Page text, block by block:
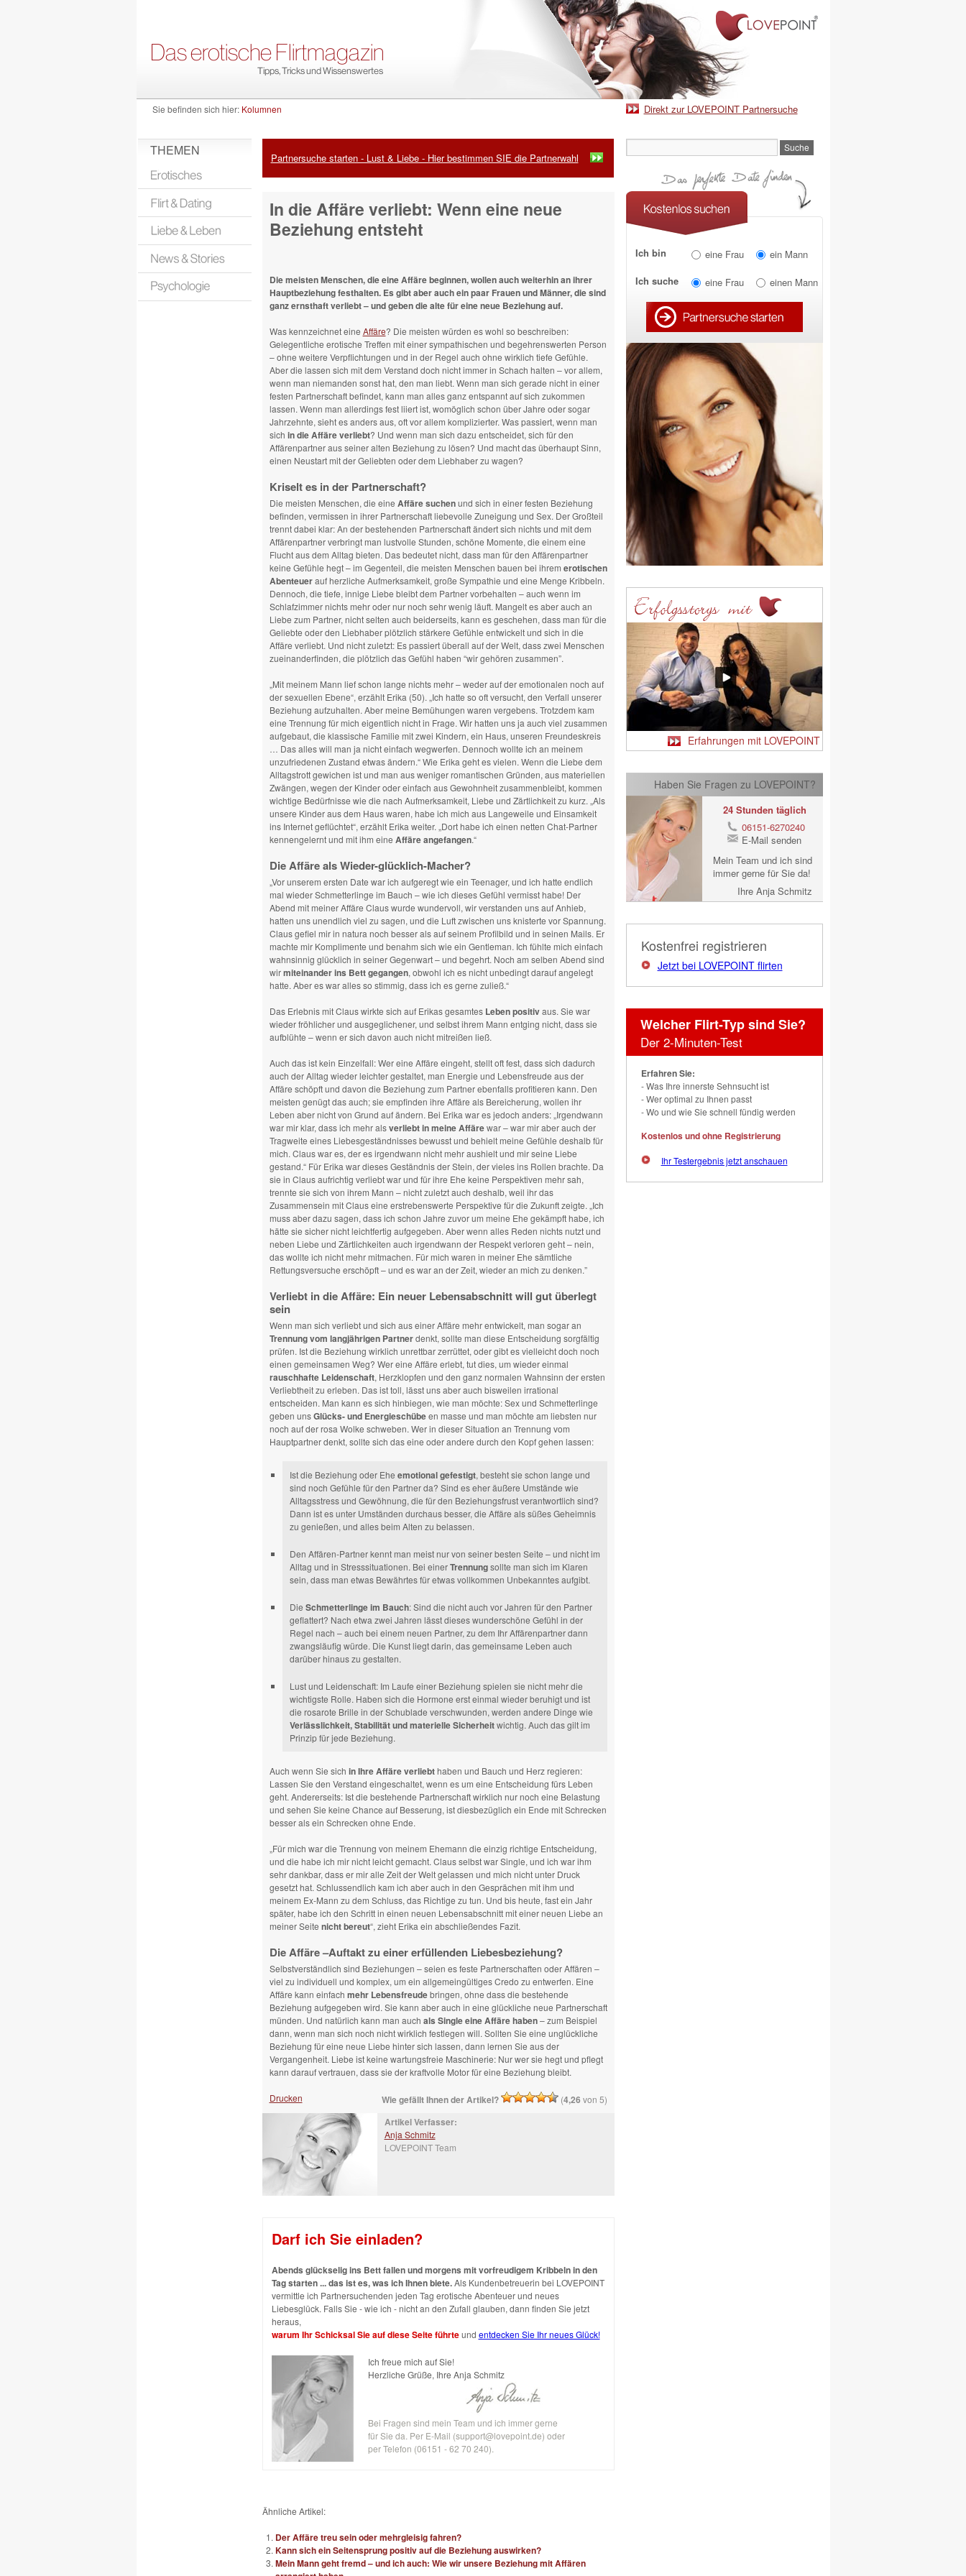
Sie befinden sich hier: Kolumnen Direkt zur LOVEPOINT Partnersuche
THEMEN
Ich bin eine Frau
ein Mann
Ich suche
eine Frau einen Mann
Erfahrungen mit LOVEPOINT
Haben Sie Fragen zu LOVEPOINT?
24 Stunden täglich
06151-6270240
E-Mail senden
Mein Team und ich sind
immer gerne für Sie da!
Ihre Anja Schmitz
Kostenfrei registrieren
Jetzt bei LOVEPOINT flirten
Welcher Flirt-Typ sind Sie?
Der 2-Minuten-Test
Erfahren Sie:
Was Ihre innerste Sehnsucht ist
Wer optimal zu Ihnen passt
Wo und wie Sie schnell fündig werden
Kostenlos und ohne Registrierung
Ihr Testergebnis jetzt anschauen
Partnersuche starten - Lust & Liebe - Hier bestimmen SIE die Partnerwahl
In die Affäre verliebt: Wenn eine neue
Beziehung entsteht
Die meisten Menschen, die eine Affäre beginnen, wollen auch weiterhin an ihrer
Hauptbeziehung festhalten. Es gibt aber auch ein paar Frauen und Männer, die sind
ganz ernsthaft verliebt – und geben die alte für eine neue Beziehung auf.
Was kennzeichnet eine Affäre? Die meisten würden es wohl so beschreiben:
Gelegentliche erotische Treffen mit einer sympathischen und begehrenswerten Person
– ohne weitere Verpflichtungen und in der Regel auch ohne wirklich tiefe Gefühle.
Aber die lassen sich mit dem Verstand doch nicht immer in Schach halten – vor allem,
wenn man niemanden sonst hat, den man liebt. Wenn man sich gerade nicht in einer
festen Partnerschaft befindet, kann man alles ganz entspannt auf sich zukommen
lassen. Wenn man allerdings fest liiert ist, womöglich schon über Jahre oder sogar
Jahrzehnte, sieht es anders aus, oft vor allem komplizierter. Was passiert, wenn man
sich in die Affäre verliebt? Und wenn man sich dazu entscheidet, sich für den
Affärenpartner aus seiner alten Beziehung zu lösen? Und macht das überhaupt Sinn,
einen Neustart mit der Geliebten oder dem Liebhaber zu wagen?
Kriselt es in der Partnerschaft?
Die meisten Menschen, die eine Affäre suchenund sich in einer festen Beziehung
befinden, vermissen in ihrer Partnerschaft liebevolle Zuneigung und Sex. Der Großteil
trennt dabei klar: An der bestehenden Partnerschaft ändert sich nichts und mit dem
Affärenpartner verbringt man lustvolle Stunden, schöne Momente, die einem eine
Flucht aus dem Alltag bieten. Das bedeutet nicht, dass man für den Affärenpartner
keine Gefühle hegt – im Gegenteil, die meisten Menschen bauen bei ihrem erotischen
Abenteuerauf herzliche Aufmerksamkeit, große Sympathie und eine Menge Kribbeln.
Dennoch, die tiefe, innige Liebe bleibt dem Partner vorbehalten – auch wenn im
Schlafzimmer nichts mehr oder nur noch sehr wenig läuft. Mangelt es aber auch an
Liebe zum Partner, nicht selten auch beiderseits, kann es geschehen, dass man für die
Geliebte oder den Liebhaber plötzlich stärkere Gefühle entwickelt und sich in die
Affäre verliebt. Und nicht zuletzt: Es passiert überall auf der Welt, dass zwei Menschen
zueinanderfinden, die plötzlich das Gefühl haben “wir gehören zusammen”.
„Mit meinem Mann lief schon lange nichts mehr – weder auf der emotionalen noch auf
der sexuellen Ebene“, erzählt Erika (50). „Ich hatte so oft versucht, den Verfall unserer
Beziehung aufzuhalten. Aber meine Bemühungen waren vergebens. Trotzdem kam
eine Trennung für mich eigentlich nicht in Frage. Wir hatten uns ja auch viel zusammen
aufgebaut, die klassische Familie mit zwei Kindern, ein Haus, unseren Freundeskreis
… Das alles will man ja nicht einfach wegwerfen. Dennoch wollte ich an meinem
unzufriedenen Zustand etwas ändern.“ Wie Erika geht es vielen. Wenn die Liebe dem
Alltagstrott gewichen ist und man aus weniger romantischen Gründen, aus materiellen
Zwängen, wegen der Kinder oder einfach aus Gewohnheit zusammenbleibt, kommen
wichtige Bedürfnisse wie die nach Aufmerksamkeit, Liebe und Zärtlichkeit zu kurz. „Als
unsere Kinder aus dem Haus waren, habe ich mich aus Langeweile und Einsamkeit
ins Internet geflüchtet“, erzählt Erika weiter. „Dort habe ich einen netten Chat-Partner
kennengelernt und mit ihm eine Affäre angefangen.“
Die Affäre als Wieder-glücklich-Macher?
„Vor unserem ersten Date war ich aufgeregt wie ein Teenager, und ich hatte endlich
mal wieder Schmetterlinge im Bauch – wie ich dieses Gefühl vermisst habe! Der
Abend mit meiner Affäre Claus wurde wundervoll, wir verstanden uns auf Anhieb,
hatten uns unendlich viel zu sagen, und die Luft zwischen uns knisterte vor Spannung.
Claus gefiel mir in natura noch besser als auf seinem Profilbild und in seinen Mails. Er
machte mir Komplimente und benahm sich wie ein Gentleman. Ich fühlte mich einfach
wahnsinnig glücklich in seiner Gegenwart – und begehrt. Noch am selben Abend sind
wirmiteinander ins Bett gegangen, obwohl ich es nicht unbedingt darauf angelegt
hatte. Aber es war alles so stimmig, dass ich es gerne zuließ.“
Das Erlebnis mit Claus wirkte sich auf Erikas gesamtesLebenpositivaus. Sie war
wieder fröhlicher und ausgeglichener, und selbst ihrem Mann entging nicht, dass sie
aufblühte – wenn er sich davon auch nicht mitreißen ließ.
Auch das ist kein Einzelfall: Wer eine Affäre eingeht, stellt oft fest, dass sich dadurch
auch der Alltag wieder leichter gestaltet, man Energie und Lebensfreude aus der
Affäre schöpft und davon die Beziehung zum Partner ebenfalls profitieren kann. Den
meisten genügt das auch; sie empfinden ihre Affäre als Bereicherung, wollen ihr
Leben aber nicht von Grund auf ändern. Bei Erika war es jedoch anders: „Irgendwann
war mir klar, dass ich mehr alsverliebt in meine Affärewar – war mir aber auch der
Tragweite eines Liebesgeständnisses bewusst und behielt meine Gefühle deshalb für
mich. Claus war es, der es irgendwann nicht mehr aushielt und mir seine Liebe
gestand.“ Für Erika war dieses Geständnis der Stein, der vieles ins Rollen brachte. Da
sie in Claus aufrichtig verliebt war und für ihre Ehe keine Perspektiven mehr sah,
trennte sie sich von ihrem Mann – nicht zuletzt auch deshalb, weil ihr das
Zusammensein mit Claus eine erstrebenswerte Perspektive für die Zukunft zeigte. „Ich
muss aber dazu sagen, dass ich schon Jahre zuvor um meine Ehe gekämpft habe, ich
hätte sie sicher nicht leichtfertig aufgegeben. Aber wenn alles Reden nichts nutzt und
neben Liebe und Zärtlichkeiten auch irgendwann der Respekt verloren geht – nein,
das wollte ich nicht mehr mitmachen. Für mich waren in meiner Ehe sämtliche
Rettungsversuche erschöpft – und es war an der Zeit, wieder an mich zu denken.”
Verliebt in die Affäre: Ein neuer Lebensabschnitt will gut überlegt
sein
Wenn man sich verliebt und sich aus einer Affäre mehr entwickelt, man sogar an
Trennung vom langjährigen Partnerdenkt, sollte man diese Entscheidung sorgfältig
prüfen. Ist die Beziehung wirklich unrettbar zerrüttet, oder gibt es vielleicht doch noch
einen gemeinsamen Weg? Wer eine Affäre erlebt, tut dies, um wieder einmal
rauschhafte Leidenschaft, Herzklopfen und den ganz normalen Wahnsinn der ersten
Verliebtheit zu erleben. Das ist toll, lässt uns aber auch bisweilen irrational
entscheiden. Man kann es sich hinbiegen, wie man möchte: Sex und Schmetterlinge
geben unsGlücks- und Energieschübeen masse und man möchte am liebsten nur
noch auf der rosa Wolke schweben. Wer in dieser Situation an Trennung vom
Hauptpartner denkt, sollte sich das eine oder andere durch den Kopf gehen lassen:
Ist die Beziehung oder Ehe emotional gefestigt, besteht sie schon lange und
sind noch Gefühle für den Partner da? Sind es eher äußere Umstände wie
Alltagsstress und Gewöhnung, die für den Beziehungsfrust verantwortlich sind?
Dann ist es unter Umständen durchaus besser, die Affäre als süßes Geheimnis
zu genießen, und alles beim Alten zu belassen.
Den Affären-Partner kennt man meist nur von seiner besten Seite – und nicht im
Alltag und in Stresssituationen. Bei einerTrennungsollte man sich im Klaren
sein, dass man etwas Bewährtes für etwas vollkommen Unbekanntes aufgibt.
Die Schmetterlinge im Bauch: Sind die nicht auch vor Jahren für den Partner
geflattert? Nach etwa zwei Jahren lässt dieses wunderschöne Gefühl in der
Regel nach – auch bei einem neuen Partner, zu dem Ihr Affärenpartner dann
zwangsläufig würde. Die Kunst liegt darin, das gemeinsame Leben auch
darüber hinaus zu gestalten.
Lust und Leidenschaft: Im Laufe einer Beziehung spielen sie nicht mehr die
wichtigste Rolle. Haben sich die Hormone erst einmal wieder beruhigt und ist
die rosarote Brille in der Schublade verschwunden, werden andere Dinge wie
Verlässlichkeit, Stabilität und materielle Sicherheitwichtig. Auch das gilt im
Prinzip für jede Beziehung.
Auch wenn Sie sich in Ihre Affäre verliebthaben und Bauch und Herz regieren:
Lassen Sie den Verstand eingeschaltet, wenn es um eine Entscheidung fürs Leben
geht. Andererseits: Ist die bestehende Partnerschaft wirklich nur noch eine Belastung
und sehen Sie keine Chance auf Besserung, ist diesbezüglich ein Ende mit Schrecken
besser als ein Schrecken ohne Ende.
„Für mich war die Trennung von meinem Ehemann die einzig richtige Entscheidung,
und die habe ich mir nicht leicht gemacht. Claus selbst war Single, und ich war ihm
sehr dankbar, dass er mir alle Zeit der Welt gelassen und mich nicht unter Druck
gesetzt hat. Schlussendlich kam ich aber auch in den Gesprächen mit ihm und
meinem Ex-Mann zu dem Schluss, das Richtige zu tun. Und bis heute, fast ein Jahr
später, habe ich den Schritt in einen neuen Lebensabschnitt mit einer neuen Liebe an
meiner Seite nicht bereut“, zieht Erika ein abschließendes Fazit.
Die Affäre –Auftakt zu einer erfüllenden Liebesbeziehung?
Selbstverständlich sind Beziehungen – seien es feste Partnerschaften oder Affären –
viel zu individuell und komplex, um ein allgemeingültiges Credo zu entwerfen. Eine
Affäre kann einfach mehr Lebensfreudebringen, ohne dass die bestehende
Beziehung aufgegeben wird. Sie kann aber auch in eine glückliche neue Partnerschaft
münden. Und natürlich kann man auch als Single eine Affäre haben– zum Beispiel
dann, wenn man sich noch nicht wirklich festlegen will. Sollten Sie eine unglückliche
Beziehung für eine neue Liebe hinter sich lassen, dann lernen Sie aus der
Vergangenheit. Liebe ist keine wartungsfreie Maschinerie: Nur wer sie hegt und pflegt
kann darauf vertrauen, dass sie der kraftvolle Motor für eine Beziehung bleibt.
Drucken Wie gefällt Ihnen der Artikel? (4,26 von 5)
Artikel Verfasser:
Anja Schmitz
LOVEPOINT Team
Darf ich Sie einladen?
Abends glückselig ins Bett fallen und morgens mit vorfreudigem Kribbeln in den
Tag starten ... das ist es, was ich Ihnen biete.Als Kundenbetreuerin bei LOVEPOINT
vermittle ich Partnersuchenden jeden Tag erotische Abenteuer und neues
Liebesglück. Falls Sie - wie ich - nicht an den Zufall glauben, dann finden Sie jetzt
heraus,
warum Ihr Schicksal Sie auf diese Seite führteund entdecken Sie Ihr neues Glück!
Ich freue mich auf Sie!
Herzliche Grüße, Ihre Anja Schmitz
Bei Fragen sind mein Team und ich immer gerne
für Sie da. Per E-Mail (support@lovepoint.de) oder
per Telefon (06151 - 62 70 240).
Ähnliche Artikel:
Der Affäre treu sein oder mehrgleisig fahren?
Kann sich ein Seitensprung positiv auf die Beziehung auswirken?
Mein Mann geht fremd – und ich auch: Wie wir unsere Beziehung mit Affären